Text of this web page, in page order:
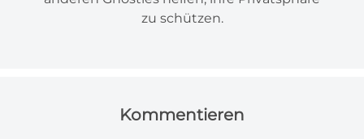
zu schützen.
Kommentieren